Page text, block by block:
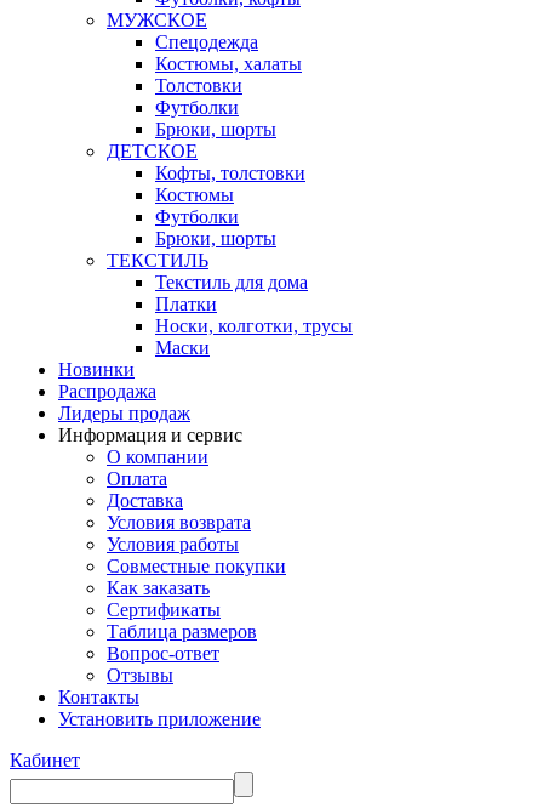
МУЖСКОЕ
Спецодежда
Костюмы, халаты
Толстовки
Футболки
Брюки, шорты
ДЕТСКОЕ
Кофты, толстовки
Костюмы
Футболки
Брюки, шорты
ТЕКСТИЛЬ
Текстиль для дома
Платки
Носки, колготки, трусы
Маски
Новинки
Распродажа
Лидеры продаж
Информация и сервис
О компании
Оплата
Доставка
Условия возврата
Условия работы
Совместные покупки
Как заказать
Сертификаты
Таблица размеров
Вопрос-ответ
Отзывы
Контакты
Установить приложение
Кабинет